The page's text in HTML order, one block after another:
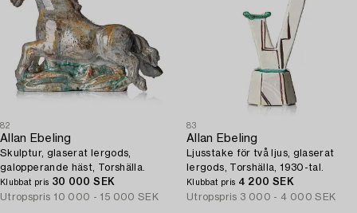
82
Allan Ebeling
Skulptur, glaserat lergods,
galopperande häst, Torshälla.
Klubbat pris 30 000 SEK
Utropspris 10 000 - 15 000 SEK
83
Allan Ebeling
Ljusstake för två ljus, glaserat
lergods, Torshälla, 1930-tal.
Klubbat pris 4 200 SEK
Utropspris 3 000 - 4 000 SEK